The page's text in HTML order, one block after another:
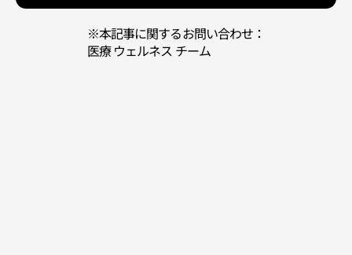
※本記事に関するお問い合わせ：
医療 ウェルネス チーム